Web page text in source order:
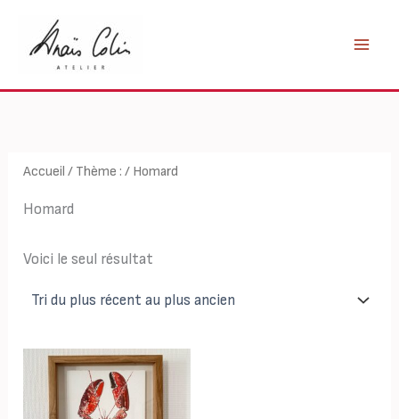
Accueil / Thème : / Homard
Homard
Voici le seul résultat